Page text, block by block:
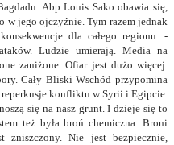
Abp Louis Sako obawia się,
w jego ojczyźnie. Tym razem jednak
dla całego regionu. -
Ludzie umierają. Media na
zaniżone. Ofiar jest dużo więcej.
Cały Bliski Wschód przypomina
konfliktu w Syrii i Egipcie.
się na nasz grunt. I dzieje się to
też była broń chemiczna. Broni
Nie jest bezpiecznie,